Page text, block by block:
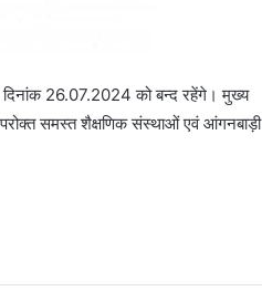
26.07.2024 को बन्द रहेंगे। मुख्य
उपरोक्त समस्त शैक्षणिक संस्थाओं एवं आंगनबाड़ी